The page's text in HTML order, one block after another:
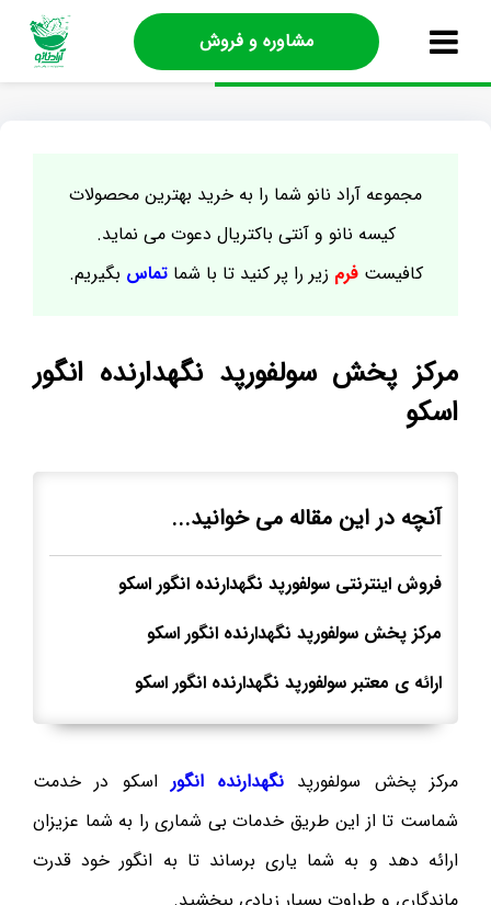
مشاوره و فروش
مجموعه آراد نانو شما را به خرید بهترین محصولات
کیسه نانو و آنتی باکتریال دعوت می نماید.
کافیستفرم زیر را پر کنید تا با شماتماس بگیریم.
مرکز پخش سولفورپد نگهدارنده انگور
اسکو
آنچه در این مقاله می خوانید...
فروش اینترنتی سولفورپد نگهدارنده انگور اسکو
مرکز پخش سولفورپد نگهدارنده انگور اسکو
ارائه ی معتبر سولفورپد نگهدارنده انگور اسکو
مرکز پخش سولفورپدنگهدارنده انگوراسکو در خدمت
شماست تا از این طریق خدمات بی شماری را به شما عزیزان
ارائه دهد و به شما یاری برساند تا به انگور خود قدرت